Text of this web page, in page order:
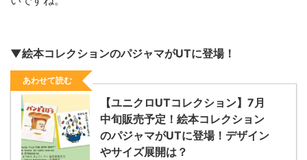
▼絵本コレクションのパジャマがUTに登場！
あわせて読む
【ユニクロUTコレクション】7月
中旬販売予定！絵本コレクション
のパジャマがUTに登場！デザイン
やサイズ展開は？